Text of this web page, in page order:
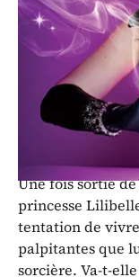
qu’on
première
À travers un
Grimm incite les
choisir ses amis
Une fois sortie
princesse
tentation de
palpitantes que
sorcière. Va-t-